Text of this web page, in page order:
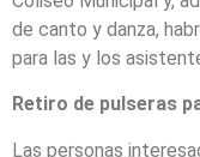
de canto y danza,
para las y los
Retiro de pulseras
Las personas